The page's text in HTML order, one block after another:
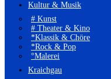
Kultur & Musik
# Kunst
# Theater & Kino
*Klassik & Chöre
*Rock & Pop
°Malerei
Kraichgau